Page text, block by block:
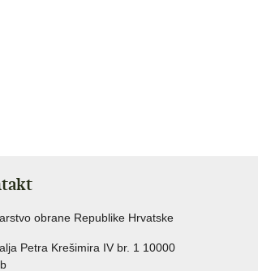
obrane Republike Hrvatske
Petra Krešimira IV br. 1 10000